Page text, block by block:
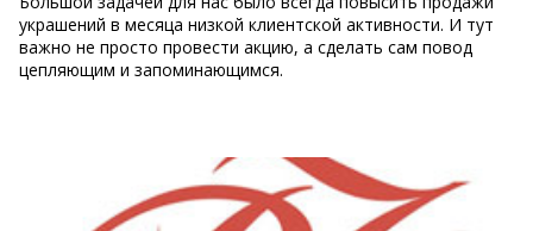
украшений в месяца низкой клиентской активности. И тут
важно не просто провести акцию, а сделать сам повод
цепляющим и запоминающимся.